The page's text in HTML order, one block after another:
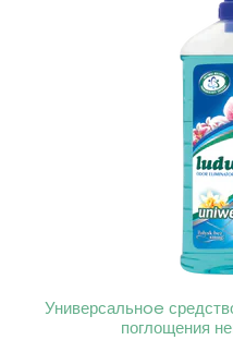
Универсальнoe
поглощения